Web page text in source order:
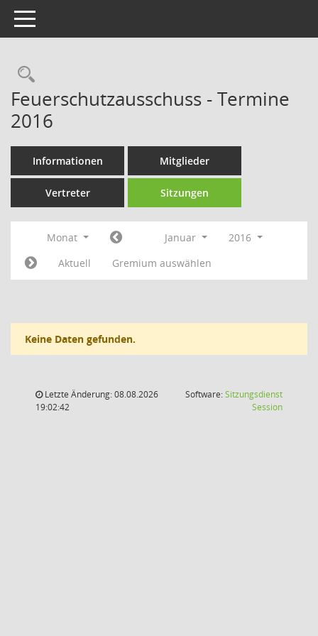
Toggle navigation
Rechercheauswahl
Feuerschutzausschuss - Termine
2016
Informationen Mitglieder
Vertreter Sitzungen
Monat Januar
2016
Aktuell
Gremium auswählen
Keine Daten gefunden.
Letzte Änderung: 08.08.2026
19:02:42
Software:Sitzungsdienst
Session(Wird in